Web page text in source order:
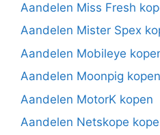
Aandelen Miss Fresh
Aandelen Mister Spex
Aandelen Mobileye
Aandelen Moonpig kopen
Aandelen MotorK kopen
Aandelen Netskope